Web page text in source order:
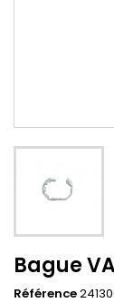
Bague
Référence